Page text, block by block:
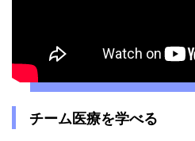
チーム医療を学べる